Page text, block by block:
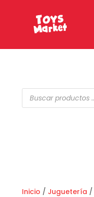
Búsqueda
de
productos
Inicio / Juguetería /